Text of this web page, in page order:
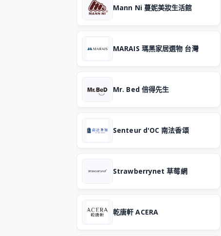
Mann Ni 蔓妮美妝生活館
MARAIS 瑪黑家居選物 台灣
Mr. Bed 倍得先生
Senteur d'OC 南法香頌
Strawberrynet 草莓網
乾唐軒 ACERA